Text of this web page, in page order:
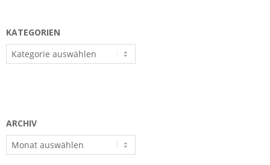
KATEGORIEN
Kategorien
ARCHIV
Archiv